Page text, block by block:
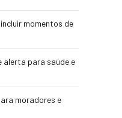
momentos de
alerta para saúde e
moradores e